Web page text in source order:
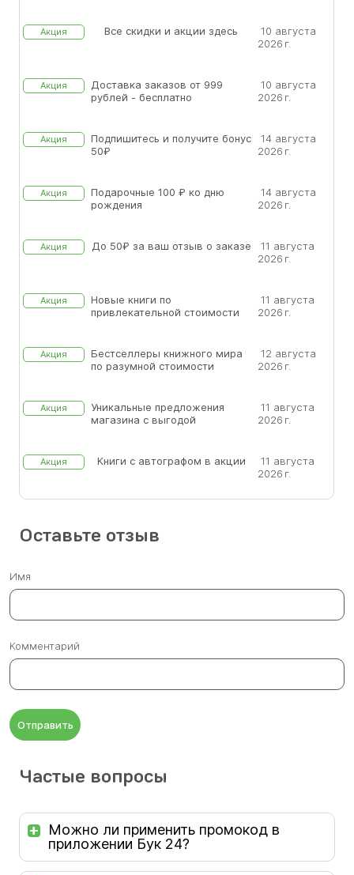
Акция Все скидки и акции здесь
10 августа
2026 г.
Акция
Доставка заказов от 999
рублей - бесплатно
10 августа
2026 г.
Акция
Подпишитесь и получите бонус
50₽
14 августа
2026 г.
Акция
Подарочные 100 ₽ ко дню
рождения
14 августа
2026 г.
Акция До 50₽ за ваш отзыв о заказе
11 августа
2026 г.
Акция
Новые книги по
привлекательной стоимости
11 августа
2026 г.
Акция
Бестселлеры книжного мира
по разумной стоимости
12 августа
2026 г.
Акция
Уникальные предложения
магазина с выгодой
11 августа
2026 г.
Акция Книги с автографом в акции
11 августа
2026 г.
Оставьте отзыв
Имя
Комментарий
Отправить
Частые вопросы
Можно ли применить промокод в
приложении Бук 24?